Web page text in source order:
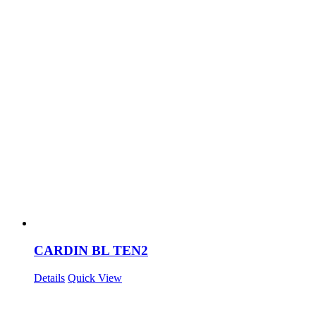
CARDIN BL TEN2
Details Quick View